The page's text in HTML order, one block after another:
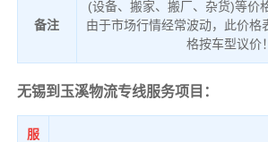
备注
(设备、搬家、搬厂、杂货)等价
由于市场行情经常波动，此价格
格按车型议价！
无锡到玉溪物流专线服务项目：
服